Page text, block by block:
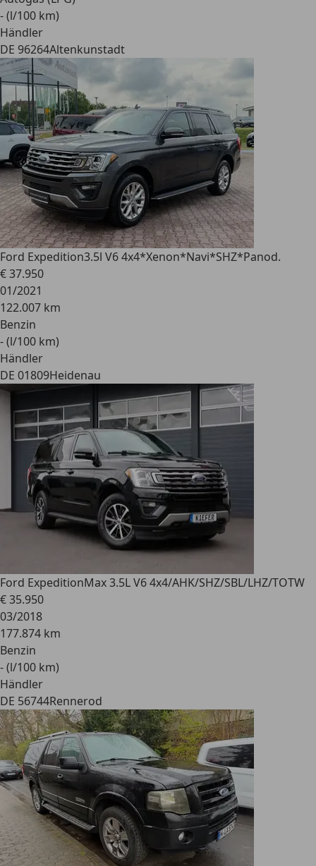
- (l/100 km)
Händler
DE 96264Altenkunstadt
Ford Expedition3.5l V6 4x4*Xenon*Navi*SHZ*Panod.
€ 37.950
01/2021
122.007 km
Benzin
- (l/100 km)
Händler
DE 01809Heidenau
Ford ExpeditionMax 3.5L V6 4x4/AHK/SHZ/SBL/LHZ/TOTW
€ 35.950
03/2018
177.874 km
Benzin
- (l/100 km)
Händler
DE 56744Rennerod